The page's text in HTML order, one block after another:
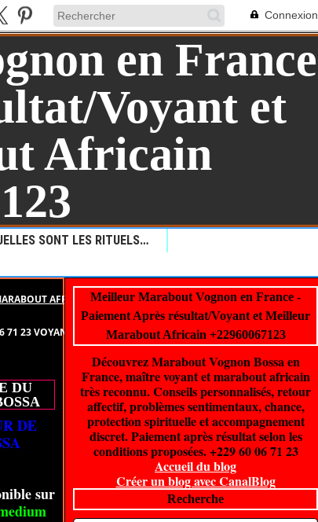
Connexion
QUELLES SONT LES RITUELS VAUDOU: COMMENT LES RITUELS VAUDOU PEUVENT AIDER ?+229 99 01 00 62
AFRICAIN +22960067123
71 23 VOYANT LOKO VOGNON BOSSA
DU
DE
sur
Meilleur Marabout Vognon en France -
Paiement Après résultat/Voyant et Meilleur
Marabout Africain +22960067123
Découvrez Marabout Vognon Bossa en
France, maître voyant et marabout africain
très reconnu. Conseils personnalisés, retour
affectif, problèmes sentimentaux, chance,
protection spirituelle et accompagnement
discret. Paiement après résultat selon les
conditions proposées. +229 60 06 71 23
Accueil du blog
Créer un blog avec CanalBlog
Recherche